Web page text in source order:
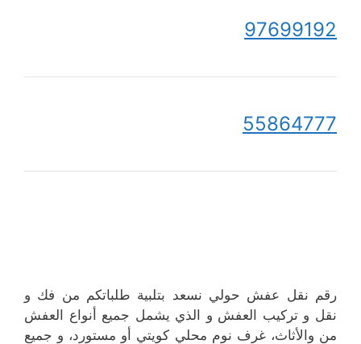
97699192
55864777
رقم نقل عفش حولي نسعد بتلبية طلباتكم من فك و
نقل و تركيب العفش و الذي يشمل جميع أنواع العفش
من والأثاث، غرف نوم محلي كويتي أو مستورد، و جميع